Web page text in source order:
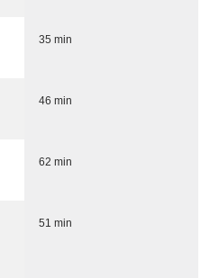
35 min
46 min
62 min
51 min